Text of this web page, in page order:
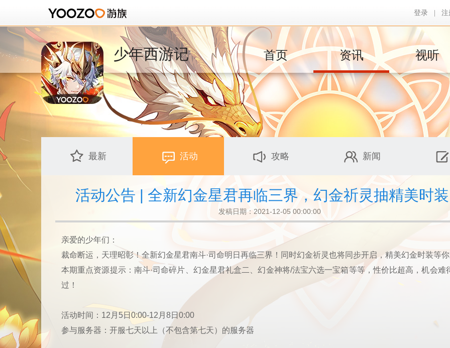
登录 注
少年西游记 首页 资讯 视听
最新 活动 攻略 新闻
活动公告 | 全新幻金星君再临三界，幻金祈灵抽精美时
发稿日期：2021-12-05 00:00:00
亲爱的少年们：
裁命断运，天理昭彰！全新幻金星君南斗·司命明日再临三界！同时幻金祈灵也将同步开启，精美幻金时装等
本期重点资源提示：南斗·司命碎片、幻金星君礼盒二、幻金神将/法宝六选一宝箱等等，性价比超高，机会难
过！
活动时间：12月5日0:00-12月8日0:00
参与服务器：开服七天以上（不包含第七天）的服务器